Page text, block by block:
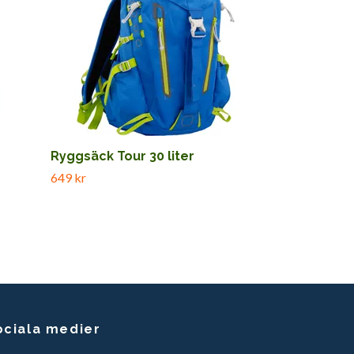
Ryggsäck Tour 30 liter
649 kr
medier